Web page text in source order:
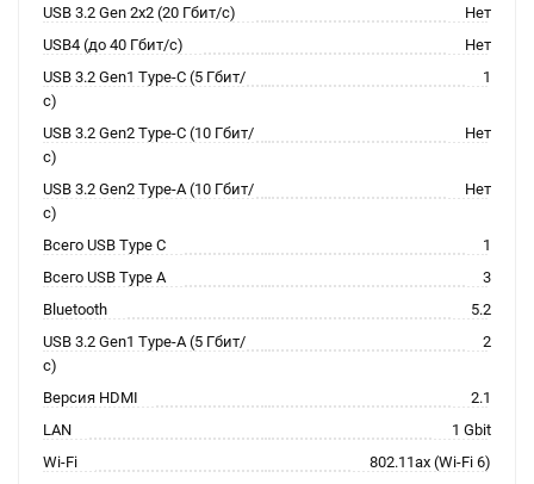
USB 3.2 Gen 2x2 (20 Гбит/с)
Нет
USB4 (до 40 Гбит/с)
Нет
USB 3.2 Gen1 Type-C (5 Гбит/
с)
1
USB 3.2 Gen2 Type-C (10 Гбит/
с)
Нет
USB 3.2 Gen2 Type-A (10 Гбит/
с)
Нет
Всего USB Type C
1
Всего USB Type A
3
Bluetooth
5.2
USB 3.2 Gen1 Type-A (5 Гбит/
с)
2
Версия HDMI
2.1
LAN
1 Gbit
Wi-Fi
802.11ax (Wi-Fi 6)